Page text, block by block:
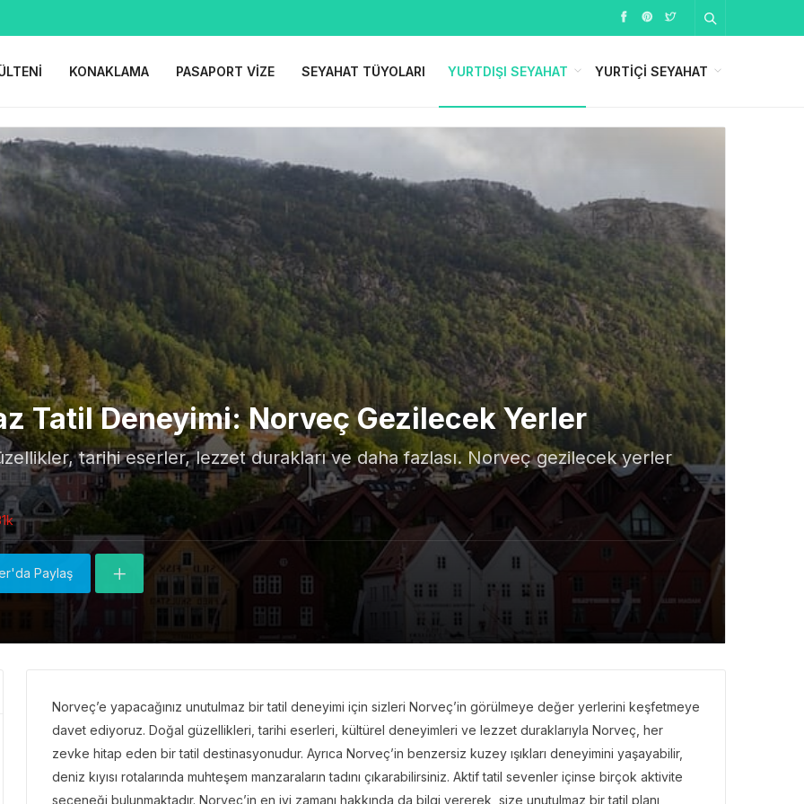
KONAKLAMA PASAPORT VIZE SEYAHAT TÜYOLARI YURTDIŞI SEYAHAT YURTIÇI SEYAHAT
Tatil Deneyimi: Norveç Gezilecek Yerler
tarihi eserler, lezzet durakları ve daha fazlası. Norveç gezilecek yerler
Paylaş
Norveç’e yapacağınız unutulmaz bir tatil deneyimi için sizleri Norveç’in görülmeye değer yerlerini keşfetmeye
davet ediyoruz. Doğal güzellikleri, tarihi eserleri, kültürel deneyimleri ve lezzet duraklarıyla Norveç, her
zevke hitap eden bir tatil destinasyonudur. Ayrıca Norveç’in benzersiz kuzey ışıkları deneyimini yaşayabilir,
deniz kıyısı rotalarında muhteşem manzaraların tadını çıkarabilirsiniz. Aktif tatil sevenler içinse birçok aktivite
seçeneği bulunmaktadır. Norveç’in en iyi zamanı hakkında da bilgi vererek, size unutulmaz bir tatil planı